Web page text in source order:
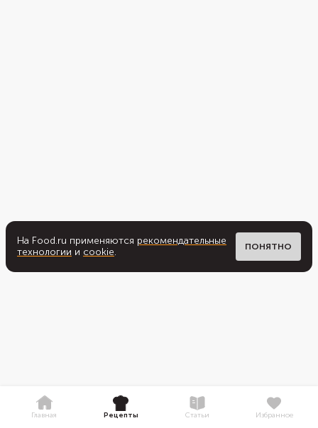
На Food.ru применяются рекомендательные
технологии и cookie. ПОНЯТНО
Главная Рецепты Статьи Избранное